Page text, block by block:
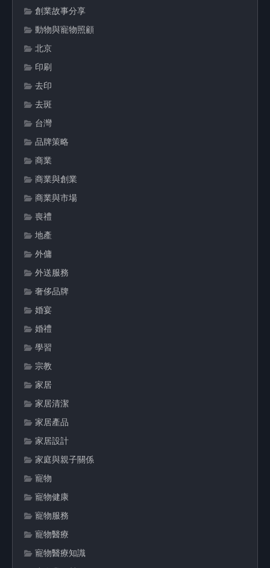
創業故事分享
動物與寵物照顧
北京
印刷
去印
去斑
台灣
品牌策略
商業
商業與創業
商業與市場
喪禮
地產
外傭
外送服務
奢侈品牌
婚宴
婚禮
學習
宗教
家居
家居清潔
家居產品
家居設計
家庭與親子關係
寵物
寵物健康
寵物服務
寵物醫療
寵物醫療知識